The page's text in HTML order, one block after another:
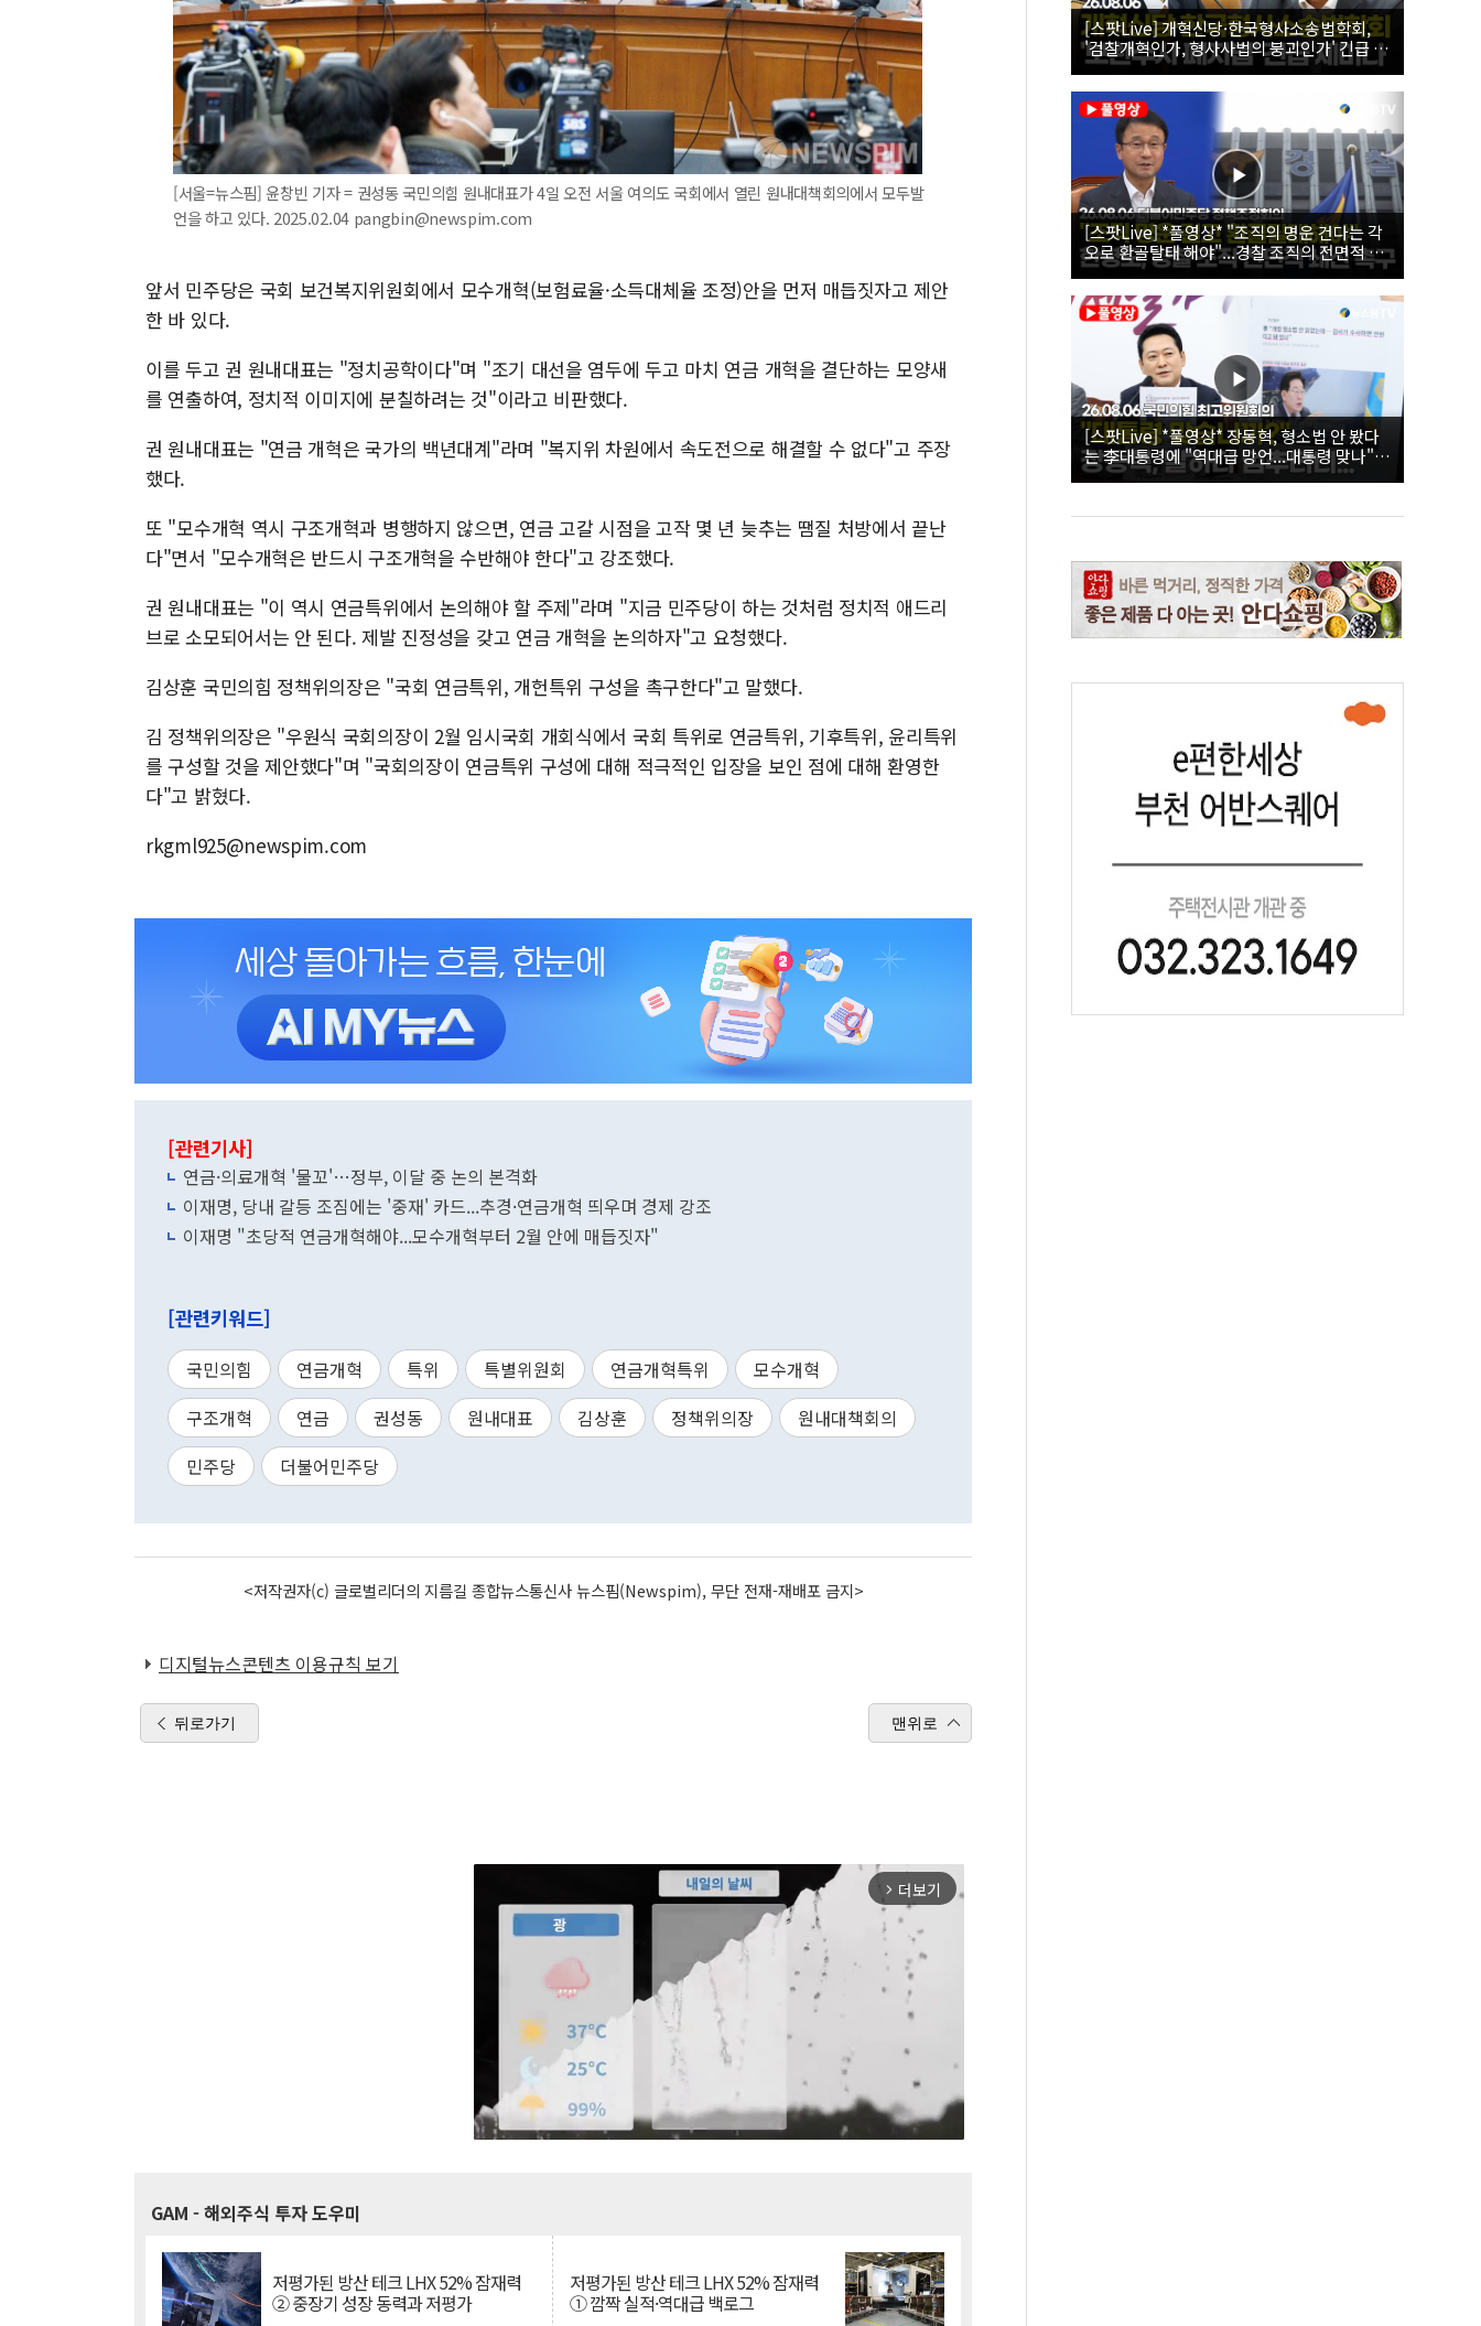
[서울=뉴스핌] 윤창빈 기자 = 권성동 국민의힘 원내대표가 4일 오전 서울 여의도 국회에서 열린 원내대책회의에서 모두발
언을 하고 있다. 2025.02.04 pangbin@newspim.com
앞서 민주당은 국회 보건복지위원회에서 모수개혁(보험료율·소득대체율 조정)안을 먼저 매듭짓자고 제안
한 바 있다.
이를 두고 권 원내대표는 "정치공학이다"며 "조기 대선을 염두에 두고 마치 연금 개혁을 결단하는 모양새
를 연출하여, 정치적 이미지에 분칠하려는 것"이라고 비판했다.
권 원내대표는 "연금 개혁은 국가의 백년대계"라며 "복지위 차원에서 속도전으로 해결할 수 없다"고 주장
했다.
또 "모수개혁 역시 구조개혁과 병행하지 않으면, 연금 고갈 시점을 고작 몇 년 늦추는 땜질 처방에서 끝난
다"면서 "모수개혁은 반드시 구조개혁을 수반해야 한다"고 강조했다.
권 원내대표는 "이 역시 연금특위에서 논의해야 할 주제"라며 "지금 민주당이 하는 것처럼 정치적 애드리
브로 소모되어서는 안 된다. 제발 진정성을 갖고 연금 개혁을 논의하자"고 요청했다.
김상훈 국민의힘 정책위의장은 "국회 연금특위, 개헌특위 구성을 촉구한다"고 말했다.
김 정책위의장은 "우원식 국회의장이 2월 임시국회 개회식에서 국회 특위로 연금특위, 기후특위, 윤리특위
를 구성할 것을 제안했다"며 "국회의장이 연금특위 구성에 대해 적극적인 입장을 보인 점에 대해 환영한
다"고 밝혔다.
rkgml925@newspim.com
[관련기사]
연금·의료개혁 '물꼬'…정부, 이달 중 논의 본격화
이재명, 당내 갈등 조짐에는 '중재' 카드...추경·연금개혁 띄우며 경제 강조
이재명 "초당적 연금개혁해야...모수개혁부터 2월 안에 매듭짓자"
[관련키워드]
국민의힘 연금개혁 특위 특별위원회 연금개혁특위
모수개혁
구조개혁
연금 권성동 원내대표 김상훈 정책위의장
원내대책회의
민주당
더불어민주당
<저작권자(c) 글로벌리더의 지름길 종합뉴스통신사 뉴스핌(Newspim), 무단 전재-재배포 금지>
디지털뉴스콘텐츠 이용규칙 보기
뒤로가기 맨위로
arrow_forward_ios 더보기
GAM - 해외주식 투자 도우미
저평가된 방산 테크 LHX 52% 잠재력
② 중장기 성장 동력과 저평가
저평가된 방산 테크 LHX 52% 잠재력
① 깜짝 실적·역대급 백로그
[스팟Live] 개혁신당·한국형사소송법학회,
'검찰개혁인가, 형사사법의 붕괴인가' 긴급 세
미나｜26.08.06
[스팟Live] *풀영상* "조직의 명운 건다는 각
오로 환골탈태 해야"...경찰 조직의 전면적 쇄
신 촉구한 한병도 | 26.08.06 더불어민주당 정
책조정회의
[스팟Live] *풀영상* 장동혁, 형소법 안 봤다
는 李대통령에 "역대급 망언...대통령 맞나"｜
26.08.06 국민의힘 최고위원회의